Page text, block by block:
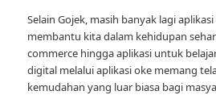
Selain Gojek, masih banyak lagi
membantu kita dalam kehidupan
commerce hingga aplikasi untuk
digital melalui aplikasi oke memang
kemudahan yang luar biasa bagi